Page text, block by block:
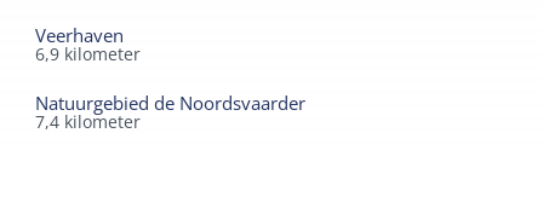
Veerhaven
6,9 kilometer
Natuurgebied de Noordsvaarder
7,4 kilometer